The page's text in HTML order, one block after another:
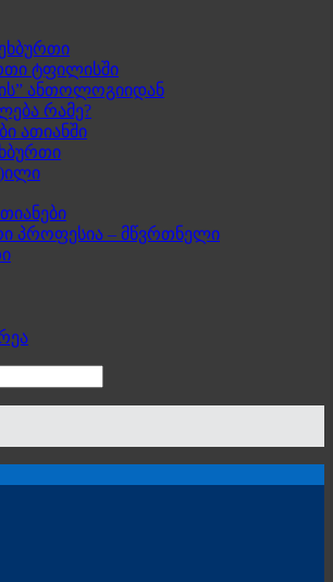
ტფილისში
ანთოლოგიიდან
რამე?
ათიანში
პროფესია – მწვრთნელი